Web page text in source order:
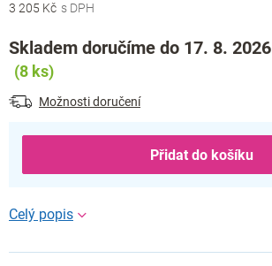
3 205 Kč
Skladem doručíme do 17. 8. 2026
(8 ks)
Možnosti doručení
Přidat do košíku